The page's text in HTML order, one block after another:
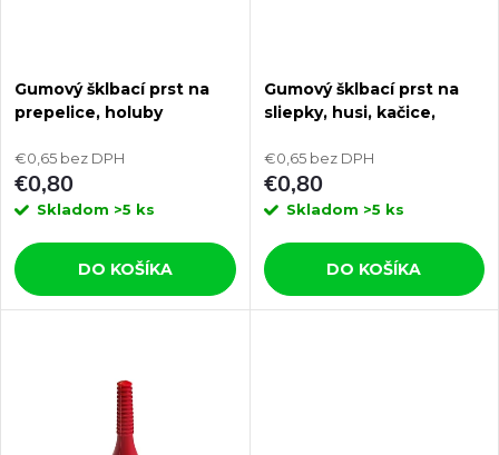
e
p
r
o
s
p
r
o
d
Gumový šklbací prst na
prepelice, holuby
€0,65 bez DPH
€0,80
Skladom >5 ks
DO KOŠÍKA
Gumový šklbací prst na
sliepky, husi, kačice,
0300e
€0,65 bez DPH
€0,80
Skladom >5 ks
DO KOŠÍKA